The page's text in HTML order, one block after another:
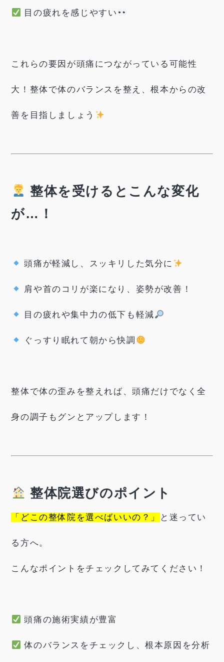
目の疲れを感じやすい
これらの要因が頭痛につながっている可能性
大！整体で体のバランスを整え、根本からの改
善を目指しましょう
整体を受けるとこんな変化
が…！
頭痛が軽減し、スッキリした気分に
肩や首のコリが楽になり、姿勢が改善！
目の疲れや集中力の低下も軽減
ぐっすり眠れて朝から快調
整体で体の歪みを整えれば、頭痛だけでなく全
身の調子もグンとアップします！
整体院選びのポイント
「どこの整体院を選べばいいの？」 と迷ってい
る方へ。
こんなポイントをチェックしてみてください！
頭痛の施術実績が豊富
体のバランスをチェックし、根本原因を分析